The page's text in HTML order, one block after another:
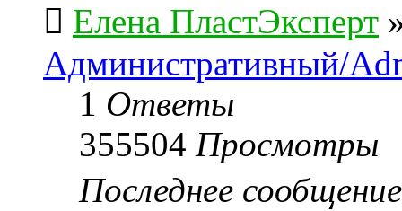
Елена ПластЭксперт
Административный/
1 Ответы
355504 Просмотры
Последнее